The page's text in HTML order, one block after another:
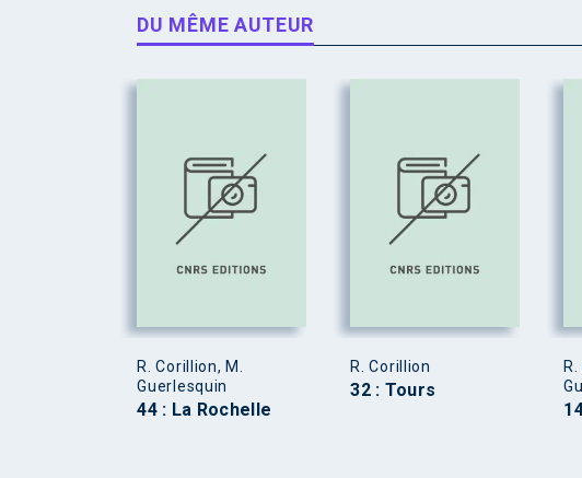
DU MÊME AUTEUR
R. Corillion, M.
Guerlesquin
44 : La Rochelle
R. Corillion
32 : Tours